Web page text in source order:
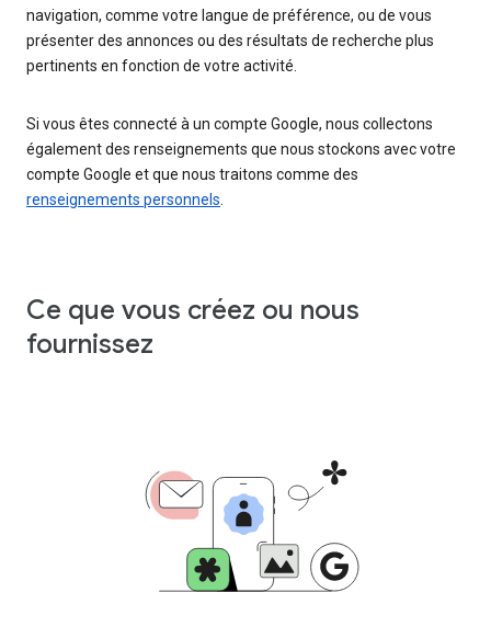
navigation, comme votre langue de préférence, ou de vous
présenter des annonces ou des résultats de recherche plus
pertinents en fonction de votre activité.
Si vous êtes connecté à un compte Google, nous collectons
également des renseignements que nous stockons avec votre
compte Google et que nous traitons comme des
renseignements personnels
Ce que vous créez ou nous
fournissez